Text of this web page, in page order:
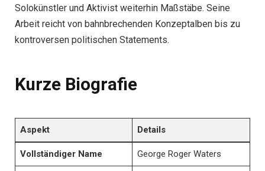
Solokünstler und Aktivist weiterhin Maßstäbe. Seine
Arbeit reicht von bahnbrechenden Konzeptalben bis zu
kontroversen politischen Statements.
Kurze Biografie
Aspekt Details
Vollständiger Name George Roger Waters